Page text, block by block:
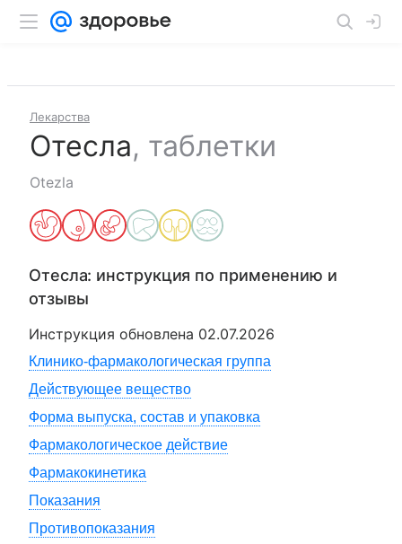
Лекарства
Отесла, таблетки
Otezla
Отесла: инструкция по применению и
отзывы
Инструкция обновлена 02.07.2026
Клинико-фармакологическая группа
Действующее вещество
Форма выпуска, состав и упаковка
Фармакологическое действие
Фармакокинетика
Показания
Противопоказания